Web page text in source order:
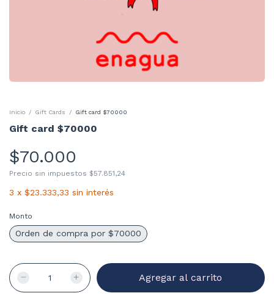
Inicio / Gift Cards / Gift card $70000
Gift card $70000
$70.000
Precio sin impuestos $57.851,24
3 x $23.333,33 sin interés
Monto
Orden de compra por $70000